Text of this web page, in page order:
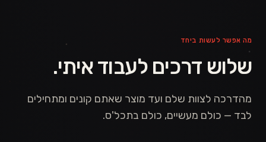
מה אפשר לעשות ביחד
שלוש דרכים לעבוד איתי.
מהדרכה לצוות שלם ועד מוצר שאתם קונים ומתחילים
לבד — כולם מעשיים, כולם בתכל'ס.